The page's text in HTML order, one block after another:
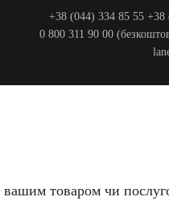
+38 (044) 334 85 55 +38
0 800 311 90 00
вашим товаром чи